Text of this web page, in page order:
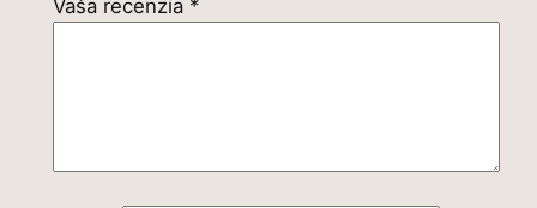
Vaša recenzia *